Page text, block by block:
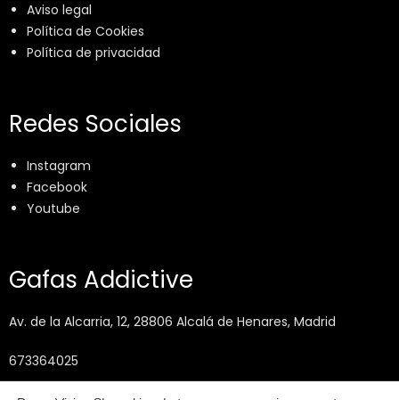
Aviso legal
Política de Cookies
Política de privacidad
Redes Sociales
Instagram
Facebook
Youtube
Gafas Addictive
Av. de la Alcarria, 12, 28806 Alcalá de Henares, Madrid
673364025